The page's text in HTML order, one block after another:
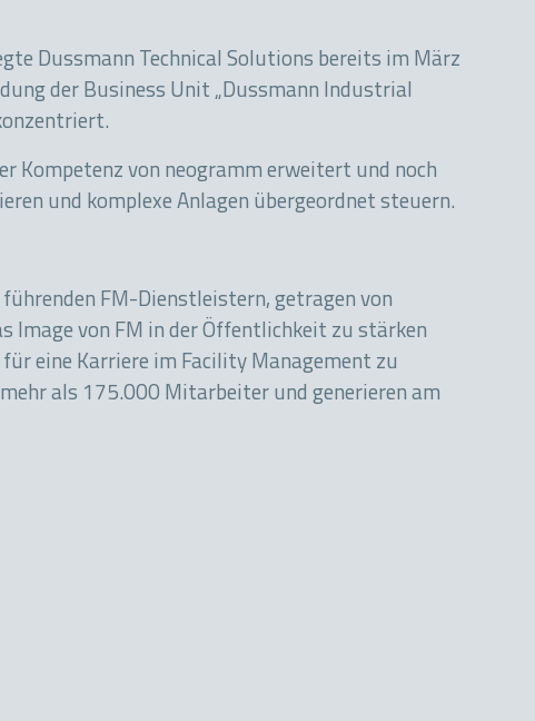
Dussmann Technical Solutions bereits im März
der Business Unit „Dussmann Industrial
Kompetenz von neogramm erweitert und noch
und komplexe Anlagen übergeordnet steuern.
FM-Dienstleistern, getragen von
Image von FM in der Öffentlichkeit zu stärken
eine Karriere im Facility Management zu
als 175.000 Mitarbeiter und generieren am